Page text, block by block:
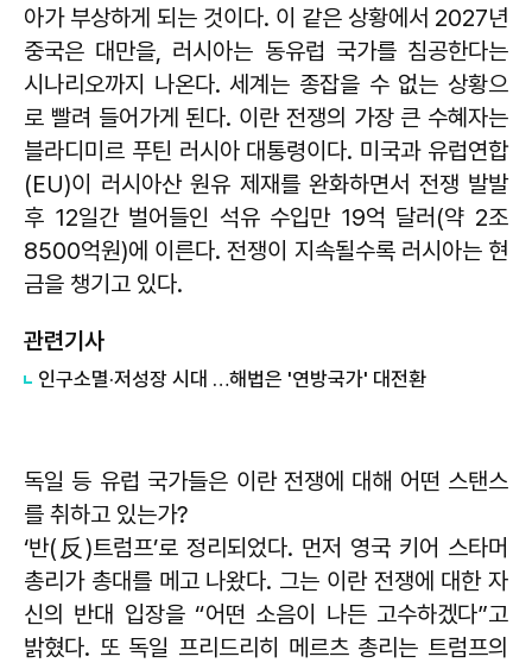
아가 부상하게 되는 것이다. 이 같은 상황에서 2027년
중국은 대만을, 러시아는 동유럽 국가를 침공한다는
시나리오까지 나온다. 세계는 종잡을 수 없는 상황으
로 빨려 들어가게 된다. 이란 전쟁의 가장 큰 수혜자는
블라디미르 푸틴 러시아 대통령이다. 미국과 유럽연합
(EU)이 러시아산 원유 제재를 완화하면서 전쟁 발발
후 12일간 벌어들인 석유 수입만 19억 달러(약 2조
8500억원)에 이른다. 전쟁이 지속될수록 러시아는 현
금을 챙기고 있다.
관련기사
인구소멸·저성장 시대 …해법은 '연방국가' 대전환
독일 등 유럽 국가들은 이란 전쟁에 대해 어떤 스탠스
를 취하고 있는가?
‘반(反)트럼프’로 정리되었다. 먼저 영국 키어 스타머
총리가 총대를 메고 나왔다. 그는 이란 전쟁에 대한 자
신의 반대 입장을 “어떤 소음이 나든 고수하겠다”고
밝혔다. 또 독일 프리드리히 메르츠 총리는 트럼프의